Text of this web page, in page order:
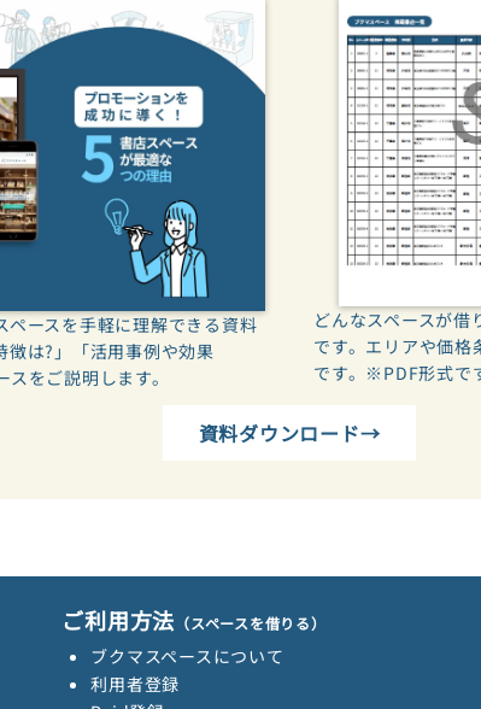
ペースを手軽に理解できる資料
徴は?」「活用事例や効果
をご説明します。
どんなスペースが
です。エリアや価格
です。※PDF形式で
資料ダウンロード→
ご利用方法 （スペースを借りる）
ブクマスペースについて
利用者登録